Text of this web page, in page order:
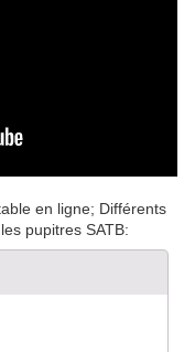
en ligne; Différents
pupitres SATB: